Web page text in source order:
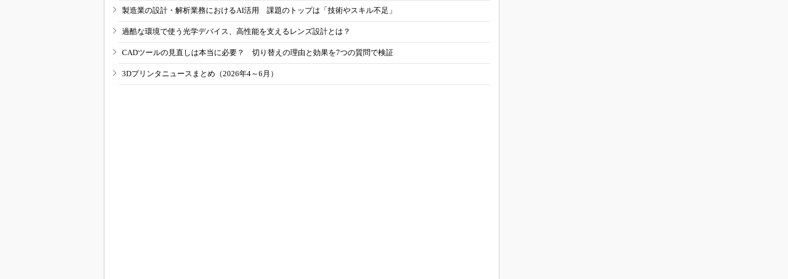
製造業の設計・解析業務におけるAI活用 課題のトップは「技術やスキル不足」
過酷な環境で使う光学デバイス、高性能を支えるレンズ設計とは？
CADツールの見直しは本当に必要？ 切り替えの理由と効果を7つの質問で検証
3Dプリンタニュースまとめ（2026年4～6月）